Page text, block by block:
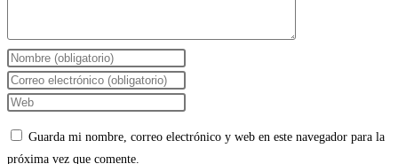
Introduce
tu
nombre
Introduce
tu
Introduce
Guarda mi nombre, correo electrónico y web en este navegador para la
próxima vez que comente.